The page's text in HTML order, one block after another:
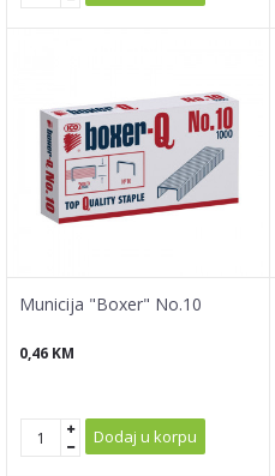
Municija "Boxer" No.10
0,46 KM
Dodaj u korpu